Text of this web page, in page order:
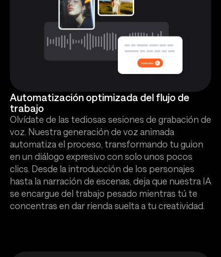
Automatización optimizada del flujo de
trabajo
Olvídate de las tediosas sesiones de grabación de
voz. Nuestra generación de voz animada
automatiza el proceso, transformando tu guion
en un diálogo expresivo con solo unos pocos
clics. Desde la introducción de los personajes
hasta la narración de escenas, deja que nuestra IA
se encargue del trabajo pesado mientras tú te
concentras en dar rienda suelta a tu creatividad.